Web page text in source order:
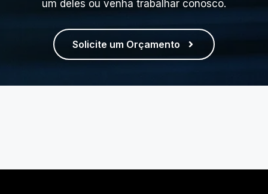
um deles ou venha trabalhar conosco.
Solicite um Orçamento